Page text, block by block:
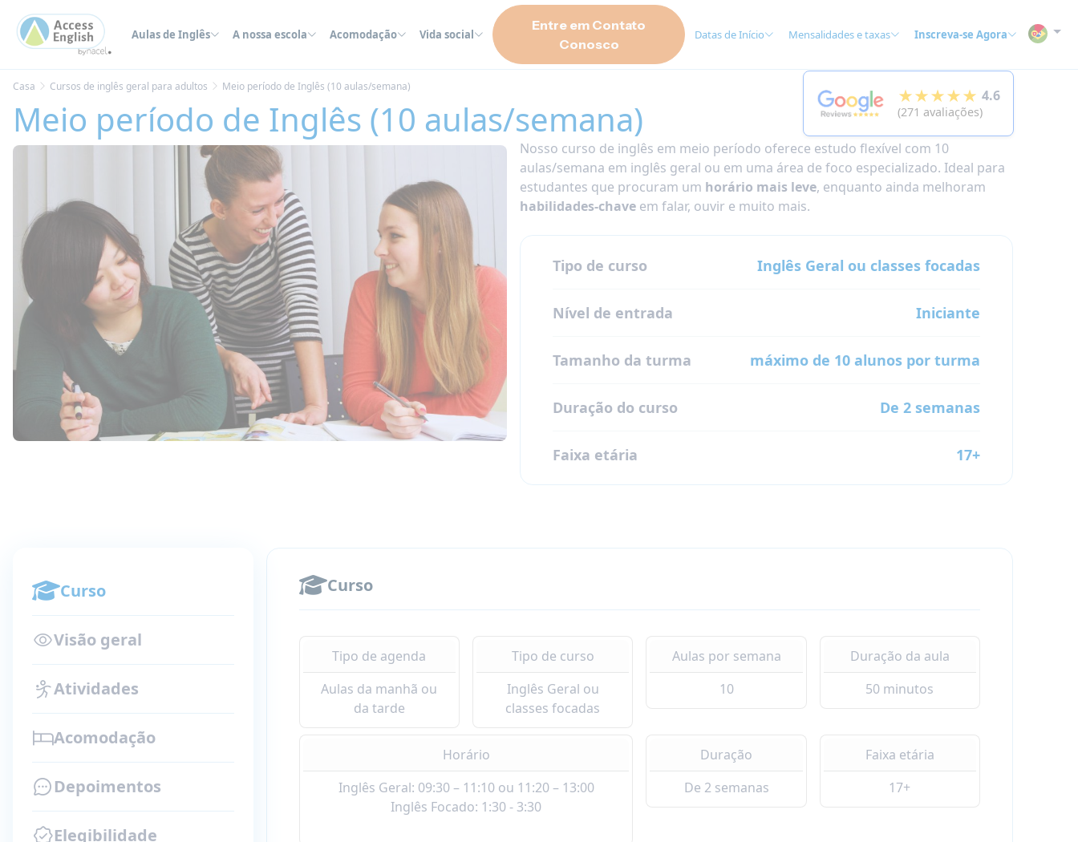
Aulas de Inglês A nossa escola Acomodação Vida social
Entre em Contato
Conosco
Datas de Início Mensalidades e taxas Inscreva-se Agora
★★★★★ 4.6
(271 avaliações)
Casa Cursos de inglês geral para adultos Meio período de Inglês (10 aulas/semana)
Meio período de Inglês (10 aulas/semana)
Nosso curso de inglês em meio período oferece estudo flexível com 10
aulas/semana em inglês geral ou em uma área de foco especializado. Ideal para
estudantes que procuram um horário mais leve, enquanto ainda melhoram
habilidades-chaveem falar, ouvir e muito mais.
Tipo de curso Inglês Geral ou classes focadas
Nível de entrada Iniciante
Tamanho da turma máximo de 10 alunos por turma
Duração do curso De 2 semanas
Faixa etária 17+
Curso
Visão geral
Atividades
Acomodação
Depoimentos
Elegibilidade
Curso
Tipo de agenda
Aulas da manhã ou
da tarde
Tipo de curso
Inglês Geral ou
classes focadas
Aulas por semana
10
Duração da aula
50 minutos
Horário
Inglês Geral: 09:30 – 11:10 ou 11:20 – 13:00
Inglês Focado: 1:30 - 3:30
Duração
De 2 semanas
Faixa etária
17+
Painel de Gerenciamento de Cookies